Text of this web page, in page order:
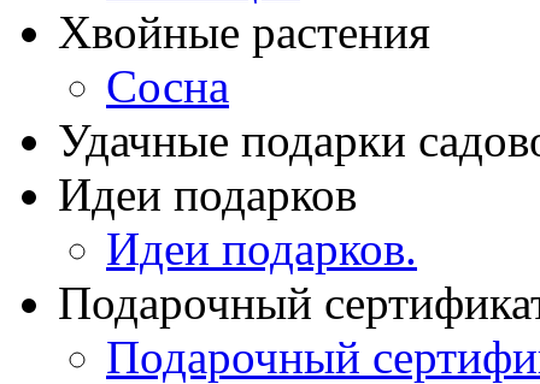
Хвойные растения
Сосна
Удачные подарки
Идеи подарков
Идеи подарков.
Подарочный
Подарочный